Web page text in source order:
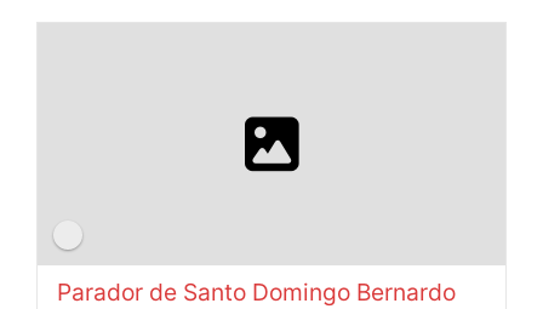
Parador de Santo Domingo Bernardo